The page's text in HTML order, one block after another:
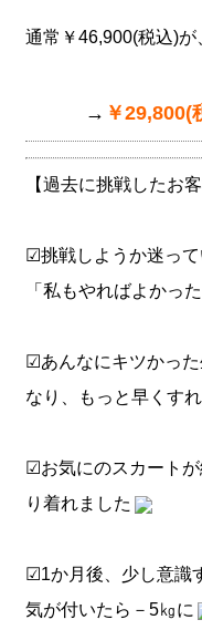
通常￥46,900(税込)が
→ ￥29,800(
【過去に挑戦したお
☑挑戦しようか迷って
「私もやればよかっ
☑あんなにキツかっ
なり、もっと早くす
☑お気にのスカート
り着れました
☑1か月後、少し意識
気が付いたら－5㎏に